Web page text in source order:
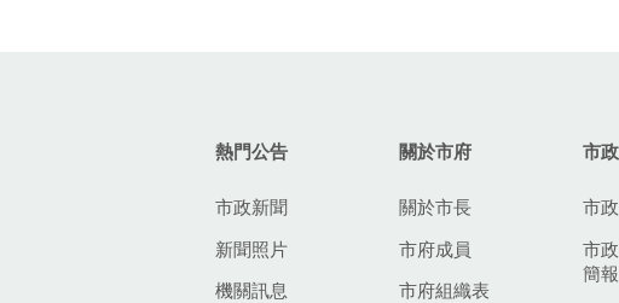
熱門公告
市政新聞
新聞照片
機關訊息
關於市府
關於市長
市府成員
市府組織表
市
市
市
簡報